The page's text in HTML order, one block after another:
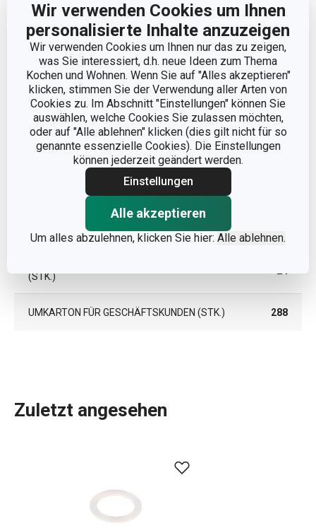
Wir verwenden Cookies um Ihnen
personalisierte Inhalte anzuzeigen
Wir verwenden Cookies um Ihnen nur das zu zeigen,
was Sie interessiert, d.h. neue Ideen zum Thema
Kochen und Wohnen. Wenn Sie auf "Alles akzeptieren"
klicken, stimmen Sie der Verwendung aller Arten von
Cookies zu. Im Abschnitt "Einstellungen" können Sie
auswählen, welche Cookies Sie zulassen möchten,
oder auf "Alle ablehnen" klicken (dies gilt nicht für so
genannte essenzielle Cookies). Die Einstellungen
können jederzeit geändert werden.
Einstellungen
Alle akzeptieren
Um alles abzulehnen, klicken Sie hier: Alle ablehnen.
EAN 8595028450774
Verpackung
BREITE (CM) 5.200
HÖHE (CM) 0.300
GEWICHT EINSCHLIESSLICH VERPACKUNG (
(STK.)
UMKARTON FÜR GESCHÄFTSKUNDEN (STK.) 288
Zuletzt angesehen